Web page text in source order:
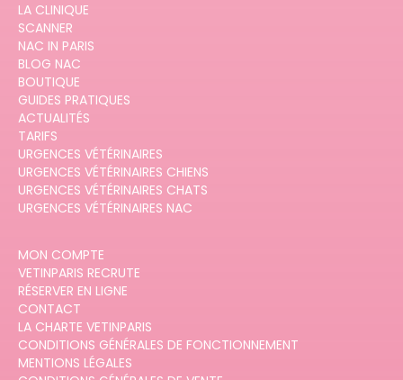
LA CLINIQUE
SCANNER
NAC IN PARIS
BLOG NAC
BOUTIQUE
GUIDES PRATIQUES
ACTUALITÉS
TARIFS
URGENCES VÉTÉRINAIRES
URGENCES VÉTÉRINAIRES CHIENS
URGENCES VÉTÉRINAIRES CHATS
URGENCES VÉTÉRINAIRES NAC
MON COMPTE
VETINPARIS RECRUTE
RÉSERVER EN LIGNE
CONTACT
LA CHARTE VETINPARIS
CONDITIONS GÉNÉRALES DE FONCTIONNEMENT
MENTIONS LÉGALES